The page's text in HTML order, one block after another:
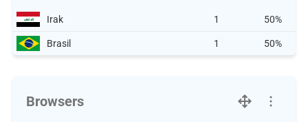
Irak 1 50%
Brasil 1 50%
Browsers